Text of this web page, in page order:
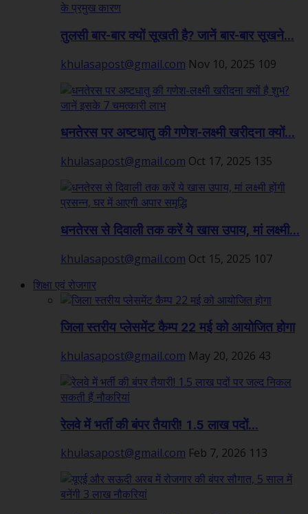
तुलसी बार-बार क्यों सूखती है? जानें बार-बार सूखने...
khulasapost@gmail.com Nov 10, 2025 109
धनतेरस पर अष्टधातु की गणेश-लक्ष्मी खरीदना क्यों...
khulasapost@gmail.com Oct 17, 2025 135
धनतेरस से दिवाली तक करें ये खास उपाय, मां लक्ष्मी...
khulasapost@gmail.com Oct 15, 2025 107
शिक्षा एवं रोजगार
जिला स्तरीय प्लेसमेंट कैम्प 22 मई को आयोजित होगा
khulasapost@gmail.com May 20, 2026 43
रेलवे में भर्ती की बंपर तैयारी! 1.5 लाख पदों...
khulasapost@gmail.com Feb 7, 2026 113